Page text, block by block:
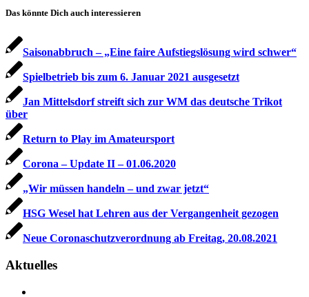
Das könnte Dich auch interessieren
Saisonabbruch – „Eine faire Aufstiegslösung wird schwer“
Spielbetrieb bis zum 6. Januar 2021 ausgesetzt
Jan Mittelsdorf streift sich zur WM das deutsche Trikot
über
Return to Play im Amateursport
Corona – Update II – 01.06.2020
„Wir müssen handeln – und zwar jetzt“
HSG Wesel hat Lehren aus der Vergangenheit gezogen
Neue Coronaschutzverordnung ab Freitag, 20.08.2021
Aktuelles